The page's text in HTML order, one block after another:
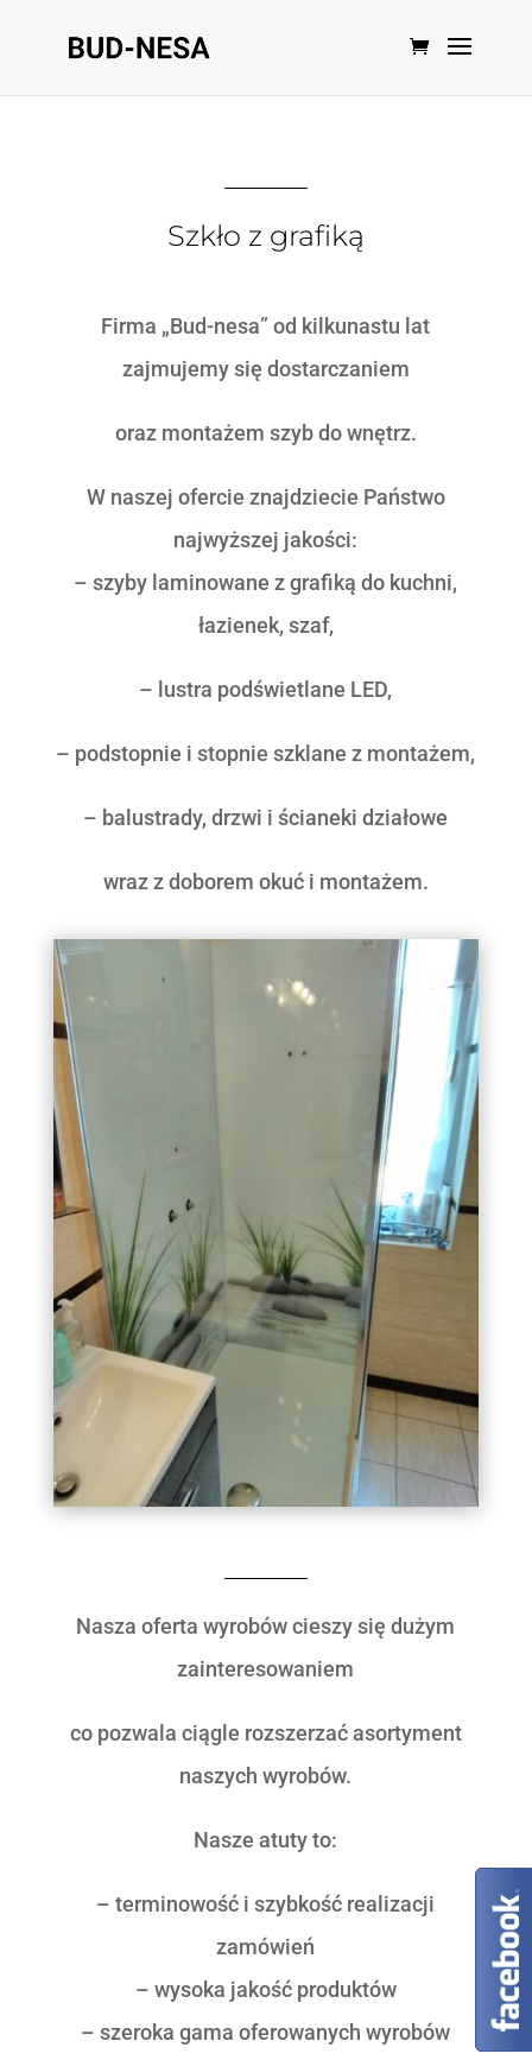
Szkło z grafiką
Firma „Bud-nesa” od kilkunastu lat
zajmujemy się dostarczaniem
oraz montażem szyb do wnętrz.
W naszej ofercie znajdziecie Państwo
najwyższej jakości:
– szyby laminowane z grafiką do kuchni,
łazienek, szaf,
– lustra podświetlane LED,
– podstopnie i stopnie szklane z montażem,
– balustrady, drzwi i ścianeki działowe
wraz z doborem okuć i montażem.
Nasza oferta wyrobów cieszy się dużym
zainteresowaniem
co pozwala ciągle rozszerzać asortyment
naszych wyrobów.
Nasze atuty to:
– terminowość i szybkość realizacji
zamówień
– wysoka jakość produktów
– szeroka gama oferowanych wyrobów